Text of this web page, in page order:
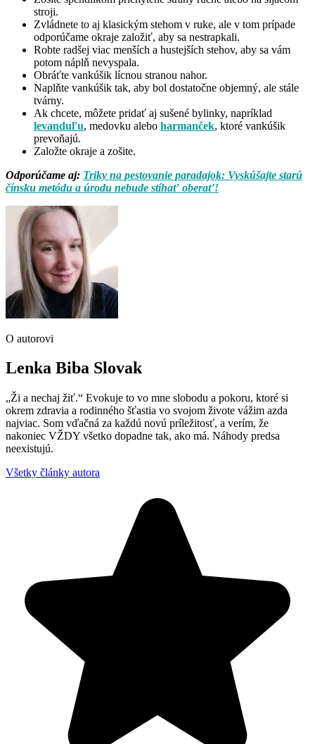
stroji.
Zvládnete to aj klasickým stehom v ruke, ale v tom prípade
odporúčame okraje založiť, aby sa nestrapkali.
Robte radšej viac menších a hustejších stehov, aby sa vám
potom náplň nevyspala.
Obráťte vankúšik lícnou stranou nahor.
Naplňte vankúšik tak, aby bol dostatočne objemný, ale stále
tvárny.
Ak chcete, môžete pridať aj sušené bylinky, napríklad
levanduľu, medovku alebo harmanček, ktoré vankúšik
prevoňajú.
Založte okraje a zošite.
Odporúčame aj: Triky na pestovanie paradajok: Vyskúšajte starú
čínsku metódu a úrodu nebude stíhať oberať!
O autorovi
Lenka Biba Slovak
„Ži a nechaj žiť.“ Evokuje to vo mne slobodu a pokoru, ktoré si
okrem zdravia a rodinného šťastia vo svojom živote vážim azda
najviac. Som vďačná za každú novú príležitosť, a verím, že
nakoniec VŽDY všetko dopadne tak, ako má. Náhody predsa
neexistujú.
Všetky články autora